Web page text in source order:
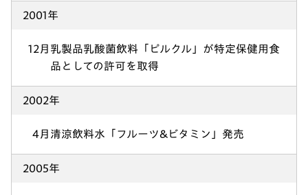
2001年
12月 乳製品乳酸菌飲料「ピルクル」が特定保健用食
品としての許可を取得
2002年
4月 清涼飲料水「フルーツ&ビタミン」発売
2005年